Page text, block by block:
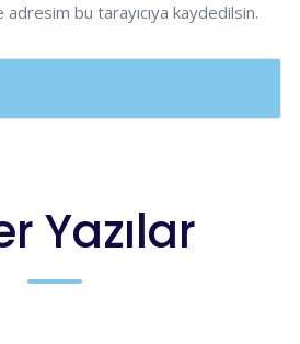
bu tarayıcıya kaydedilsin.
Yazılar